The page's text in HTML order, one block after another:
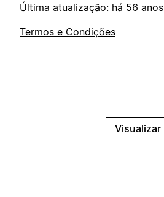
Última atualização: há 56 anos
Termos e Condições
Visualizar